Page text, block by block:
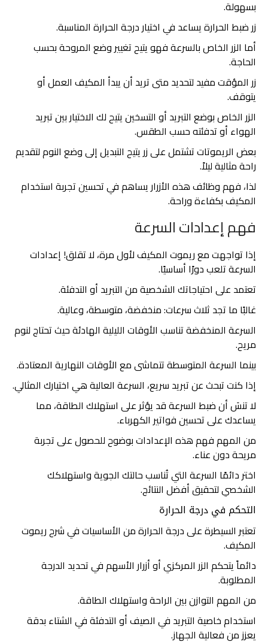
بسهولة.
زر ضبط الحرارة يساعد في اختيار درجة الحرارة المناسبة.
أما الزر الخاص بالسرعة فهو يتيح تغيير وضع المروحة بحسب
الحاجة.
زر المؤقت مفيد لتحديد متى تريد أن يبدأ المكيف العمل أو
يتوقف.
الزر الخاص بوضع التبريد أو التسخين يتيح لك الاختيار بين تبريد
الهواء أو تدفئته حسب الطقس.
بعض الريموتات تشتمل على زر يتيح التبديل إلى وضع النوم لتقديم
راحة مثالية ليلاً.
لذا، فهم وظائف هذه الأزرار يساهم في تحسين تجربة استخدام
المكيف بكفاءة وراحة.
فهم إعدادات السرعة
إذا تواجهت مع ريموت المكيف لأول مرة، لا تقلق! إعدادات
السرعة تلعب دورًا أساسيًا.
تعتمد على احتياجاتك الشخصية من التبريد أو التدفئة.
غالبًا ما تجد ثلاث سرعات: منخفضة، متوسطة، وعالية.
السرعة المنخفضة تناسب الأوقات الليلية الهادئة حيث تحتاج لنوم
مريح.
بينما السرعة المتوسطة تتماشى مع الأوقات النهارية المعتادة.
إذا كنت تبحث عن تبريد سريع، السرعة العالية هي اختيارك المثالي.
لا تنسَ أن ضبط السرعة قد يؤثر على استهلاك الطاقة، مما
يساعدك على تحسين فواتير الكهرباء.
من المهم فهم هذه الإعدادات بوضوح للحصول على تجربة
مريحة دون عناء.
اختر دائمًا السرعة التي تُناسب حالتك الجوية واستهلاكك
الشخصي لتحقيق أفضل النتائج.
التحكم في درجة الحرارة
تعتبر السيطرة على درجة الحرارة من الأساسيات في شرح ريموت
المكيف.
دائماً يتحكم الزر المركزي أو أزرار الأسهم في تحديد الدرجة
المطلوبة.
من المهم التوازن بين الراحة واستهلاك الطاقة.
استخدام خاصية التبريد في الصيف أو التدفئة في الشتاء بدقة
يعزز من فعالية الجهاز.